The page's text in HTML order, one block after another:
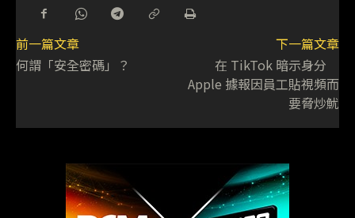
前一篇文章
何謂「安全密碼」？
下一篇文章
在 TikTok 暗示身分
Apple 據報因員工貼視頻而
要脅炒魷